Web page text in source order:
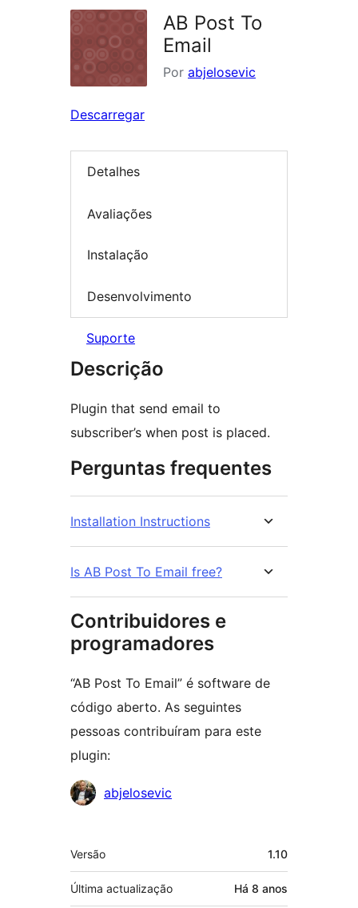
AB Post To
Email
Por abjelosevic
Descarregar
Detalhes
Avaliações
Instalação
Desenvolvimento
Suporte
Descrição
Plugin that send email to
subscriber’s when post is placed.
Perguntas frequentes
Installation Instructions
Is AB Post To Email free?
Contribuidores e
programadores
“AB Post To Email” é software de
código aberto. As seguintes
pessoas contribuíram para este
plugin:
Contribuidores
abjelosevic
Metadados
Versão 1.10
Última actualização Há 8 anos